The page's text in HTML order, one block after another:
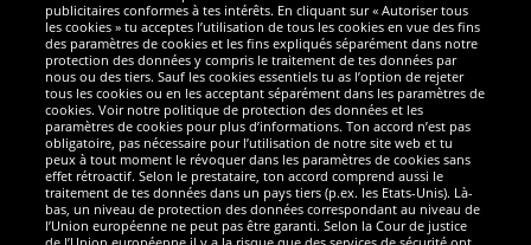
publicitaires conformes à tes intérêts. En cliquant sur « Autoriser tous
les cookies » tu acceptes l’utilisation de tous les cookies en vue des fins
des paramètres de cookies et les fins expliqués séparément dans notre
protection des données y compris le traitement de tes données par
nous ou des tiers. Sauf les cookies essentiels tu as l’option de rejeter
tous les cookies ou en les acceptant séparément dans les paramètres de
cookies. Voir notre politique de protection des données et les
paramètres de cookies pour plus d’informations. Ton accord n’est pas
obligatoire, pas nécessaire pour l’utilisation de notre site web et tu
peux à tout moment le révoquer dans les paramètres de cookies sans
effet rétroactif. Selon le prestataire, ton accord comprend aussi le
traitement de tes données dans un pays tiers (p.ex. les Etats-Unis). Là-
bas, un niveau de protection des données correspondant au niveau de
l’Union européenne ne peut pas être garanti. Selon la Cour de justice